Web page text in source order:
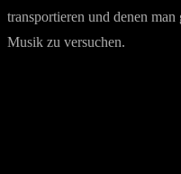
transportieren und denen
Musik zu versuchen.